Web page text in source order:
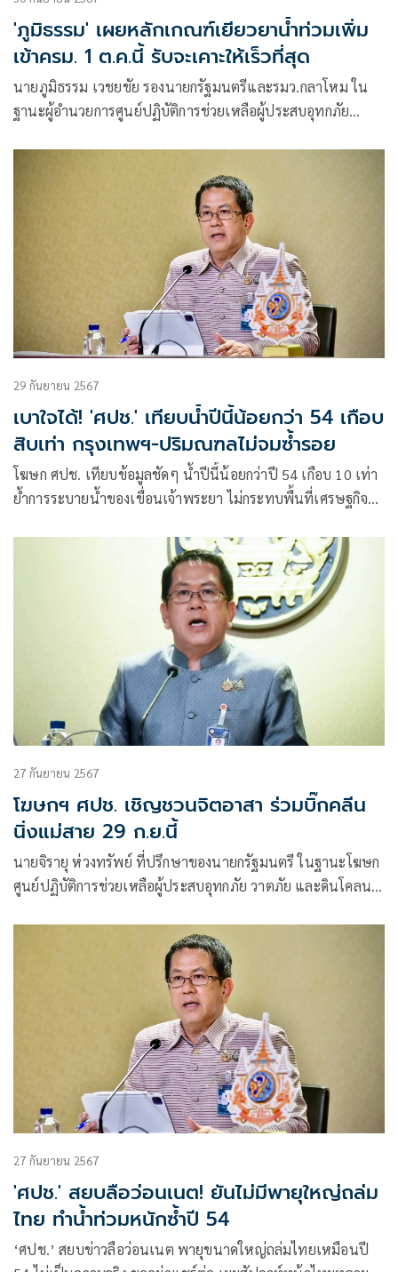
'ภูมิธรรม' เผยหลักเกณฑ์เยียวยาน้ำท่วมเพิ่ม
เข้าครม. 1 ต.ค.นี้ รับจะเคาะให้เร็วที่สุด
นายภูมิธรรม เวชยชัย รองนายกรัฐมนตรีและรมว.กลาโหม ใน
ฐานะผู้อำนวยการศูนย์ปฏิบัติการช่วยเหลือผู้ประสบอุทกภัย
29 กันยายน 2567
เบาใจได้! 'ศปช.' เทียบน้ำปีนี้น้อยกว่า 54 เกือบ
สิบเท่า กรุงเทพฯ-ปริมณฑลไม่จมซ้ำรอย
โฆษก ศปช. เทียบข้อมูลชัดๆ น้ำปีนี้น้อยกว่าปี 54 เกือบ 10 เท่า
ย้ำการระบายน้ำของเขื่อนเจ้าพระยา ไม่กระทบพื้นที่เศรษฐกิจ
27 กันยายน 2567
โฆษกฯ ศปช. เชิญชวนจิตอาสา ร่วมบิ๊กคลีน
นิ่งแม่สาย 29 ก.ย.นี้
นายจิรายุ ห่วงทรัพย์ ที่ปรึกษาของนายกรัฐมนตรี ในฐานะโฆษก
ศูนย์ปฏิบัติการช่วยเหลือผู้ประสบอุทกภัย วาตภัย และดินโคลน
27 กันยายน 2567
'ศปช.' สยบลือว่อนเนต! ยันไม่มีพายุใหญ่ถล่ม
ไทย ทำน้ำท่วมหนักซ้ำปี 54
‘ศปช.’ สยบข่าวลือว่อนเนต พายุขนาดใหญ่ถล่มไทยเหมือนปี